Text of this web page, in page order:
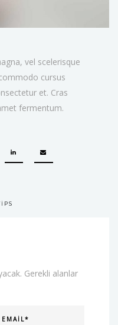
vel scelerisque
cursus
et. Cras
fermentum.
Gerekli alanlar